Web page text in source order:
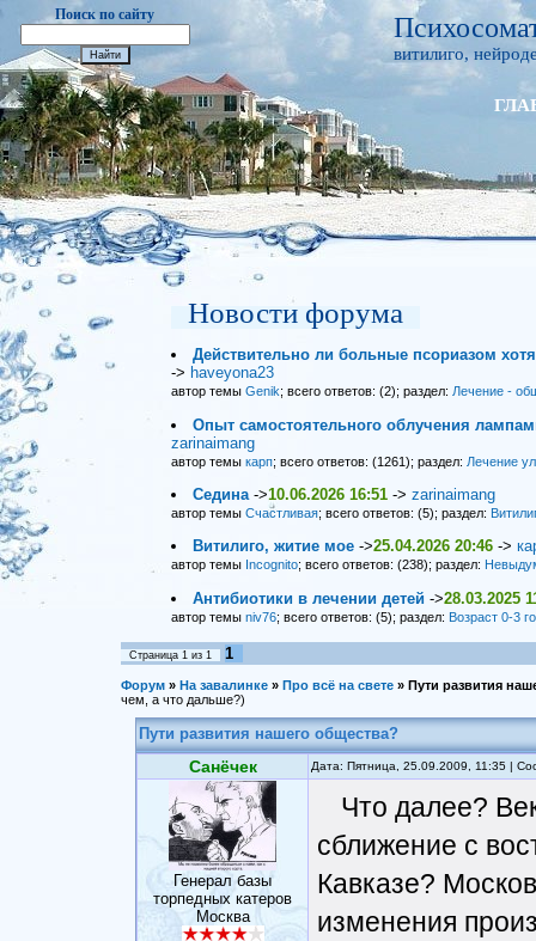
Поиск по сайту
витилиго,
Новости форума
Действительно ли больные псориазом
-> haveyona23
автор темы Genik; всего ответов: (2); раздел: Лечение -
Опыт самостоятельного облучения
zarinaimang
автор темы карп; всего ответов: (1261); раздел: Лечение
Седина ->10.06.2026 16:51 ->zarinaimang
автор темы Счастливая; всего ответов: (5); раздел:
Витилиго, житие мое ->25.04.2026 20:46 ->
автор темы Incognito; всего ответов: (238); раздел:
Антибиотики в лечении детей ->28.03.2025
автор темы niv76; всего ответов: (5); раздел: Возраст 0-3
Страница 1 из 1 1
Форум » На завалинке » Про всё на свете » Пути развития
чем, а что дальше?)
Пути развития нашего общества?
Санёчек Дата: Пятница, 25.09.2009, 11:35 |
Генерал базы
торпедных катеров
Москва
Что далее?
сближение с
Кавказе?
изменения